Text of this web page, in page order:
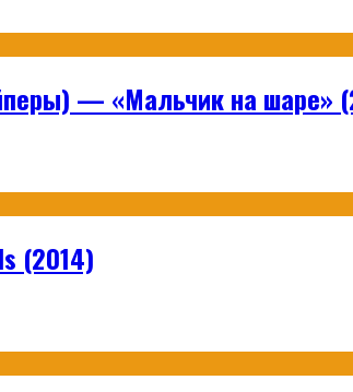
— «Мальчик на шаре»
(2014)